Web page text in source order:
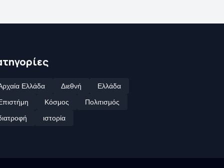
Ελλάδα Διεθνή
Ελλάδα
Κόσμος
Πολιτισμός
ιστορία